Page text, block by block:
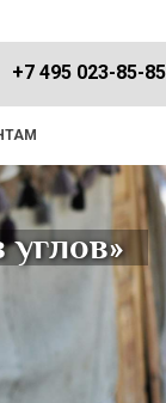
+7 495 023-85-85